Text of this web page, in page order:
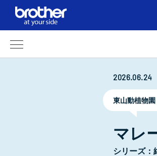
2026.06.24
東山動植物
マレ
シリーズ：